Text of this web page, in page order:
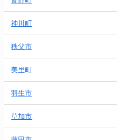
神川町
秩父市
美里町
羽生市
草加市